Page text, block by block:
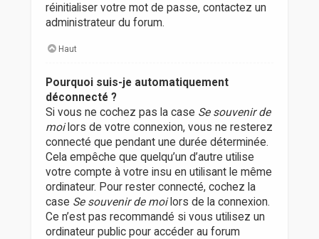
réinitialiser votre mot de passe, contactez un
administrateur du forum.
Haut
Pourquoi suis-je automatiquement
déconnecté ?
Si vous ne cochez pas la case Se souvenir de
moilors de votre connexion, vous ne resterez
connecté que pendant une durée déterminée.
Cela empêche que quelqu’un d’autre utilise
votre compte à votre insu en utilisant le même
ordinateur. Pour rester connecté, cochez la
case Se souvenir de moilors de la connexion.
Ce n’est pas recommandé si vous utilisez un
ordinateur public pour accéder au forum